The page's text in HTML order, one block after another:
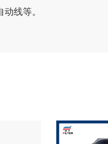
线等。